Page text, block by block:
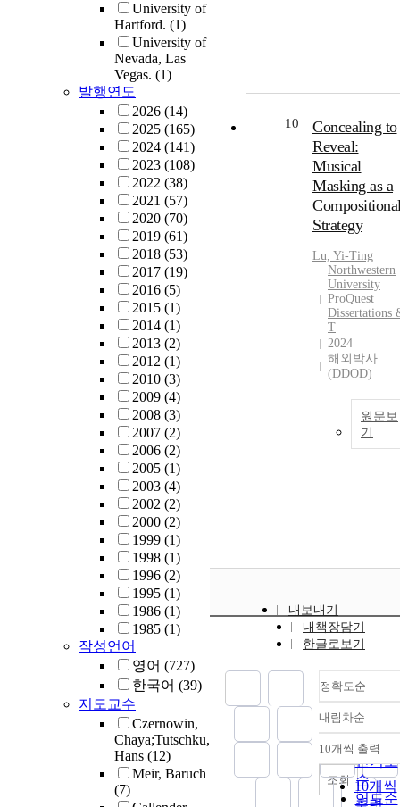
University of
Hartford. (1)
University of
Nevada, Las
Vegas. (1)
발행연도
2026 (14)
2025 (165)
2024 (141)
2023 (108)
2022 (38)
2021 (57)
2020 (70)
2019 (61)
2018 (53)
2017 (19)
2016 (5)
2015 (1)
2014 (1)
2013 (2)
2012 (1)
2010 (3)
2009 (4)
2008 (3)
2007 (2)
2006 (2)
2005 (1)
2003 (4)
2002 (2)
2000 (2)
1999 (1)
1998 (1)
1996 (2)
1995 (1)
1986 (1)
1985 (1)
작성언어
영어 (727)
한국어 (39)
지도교수
Czernowin,
Chaya;Tutschku,
Hans (12)
Meir, Baruch
(7)
10
Concealing to
Reveal:
Musical
Masking as a
Strategy
Lu, Yi-Ting
Northwestern
University
ProQuest
Dissertations
T
2024
해외박사
(DDOD)
원문보
기
내보내기
내책장담기
한글로보기
정확도순
정확도
순
인기도
순
연도순
내림차순
내림
10개씩 출력
10개씩
조회